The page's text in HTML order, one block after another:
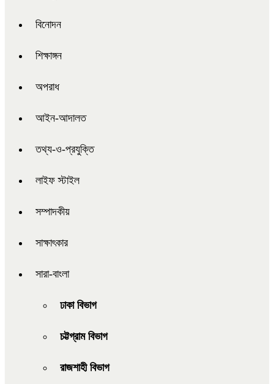
বিনোদন
শিক্ষাঙ্গন
অপরাধ
আইন-আদালত
তথ্য-ও-প্রযুক্তি
লাইফ স্টাইল
সম্পাদকীয়
সাক্ষাৎকার
সারা-বাংলা
ঢাকা বিভাগ
চট্টগ্রাম বিভাগ
রাজশাহী বিভাগ